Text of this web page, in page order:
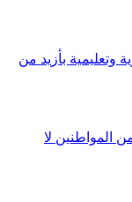
وتعليمية بأزيد من
المواطنين لا